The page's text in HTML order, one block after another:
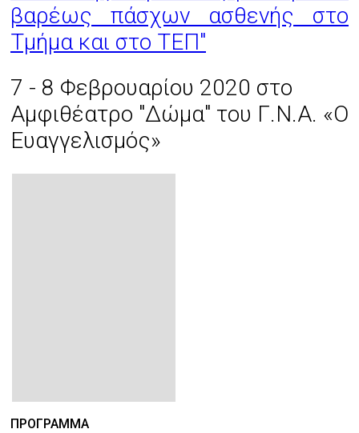
βαρέως πάσχων ασθενής στο
Τμήμα και στο ΤΕΠ"
7 - 8 Φεβρουαρίου 2020 στο
Αμφιθέατρο "Δώμα" του Γ.Ν.Α. «O
Ευαγγελισμός»
ΠΡΟΓΡΑΜΜΑ